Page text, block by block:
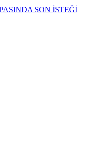
SON İSTEĞİ